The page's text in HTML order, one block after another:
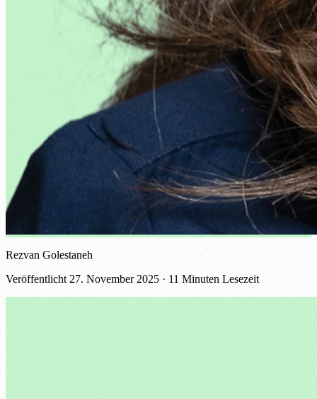
Rezvan Golestaneh
Veröffentlicht 27. November 2025 · 11 Minuten Lesezeit